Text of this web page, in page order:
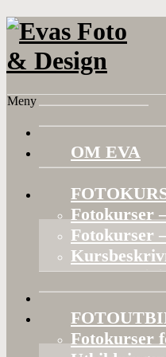
Meny
HEM
OM EVA
Referenser
Fotokurser
Fotokurser
Fotokurser